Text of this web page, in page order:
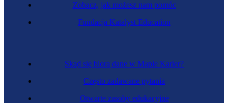
Skąd się biorą dane w Mapie Karier?
Często zadawane pytania
Otwarte zasoby edukacyjne
Zobacz, jak możesz nam pomóc
Fundacja Katalyst Education